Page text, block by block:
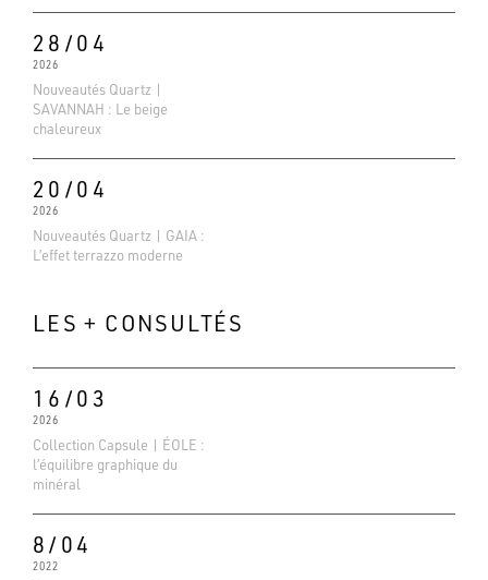
28/04
2026
Nouveautés Quartz |
SAVANNAH : Le beige
chaleureux
20/04
2026
Nouveautés Quartz | GAIA :
L’effet terrazzo moderne
LES + CONSULTÉS
16/03
2026
Collection Capsule | ÉOLE :
l’équilibre graphique du
minéral
8/04
2022
Basé sur 138 avis